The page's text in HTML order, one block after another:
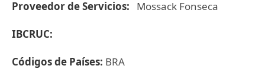
Proveedor de Servicios: Mossack Fonseca
IBCRUC:
Códigos de Países: BRA